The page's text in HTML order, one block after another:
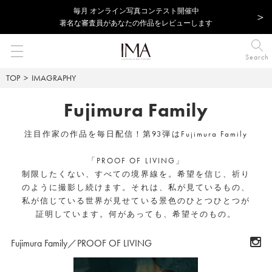
毎⽉ オンライン写真コンテスト開催中
著名な審査員があなたの作品をレビューします
Search
TOP IMAGRAPHY
Fujimura Family
注目作家の作品を毎日配信！第93弾はFujimura Family
「PROOF OF LIVING」
制限したくない、すべての境界線を。希望を信じ、祈り
のように撮影し続けます。それは、私が見ているもの、
私が信じている世界が見せている景色のひとつひとつが
証明しています。何があっても、希望そのもの。
Fujimura Family／PROOF OF LIVING